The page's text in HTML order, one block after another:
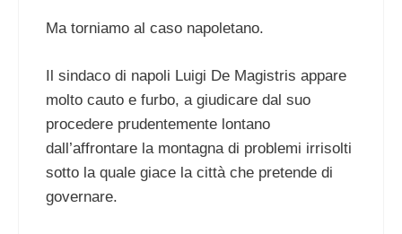
Ma torniamo al caso napoletano.
Il sindaco di napoli Luigi De Magistris appare
molto cauto e furbo, a giudicare dal suo
procedere prudentemente lontano
dall’affrontare la montagna di problemi irrisolti
sotto la quale giace la città che pretende di
governare.